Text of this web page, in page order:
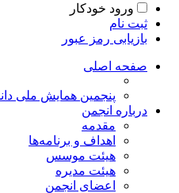
ورود خودکار
ثبت نام
بازیابی رمز عبور
صفحه اصلی
پنجمین همایش ملی
درباره انجمن
مقدمه
اهداف و برنامه‌ها
هیئت موسس
هیئت مدیره
اعضای انجمن